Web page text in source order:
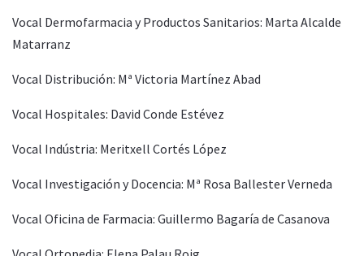
Vocal Dermofarmacia y Productos Sanitarios: Marta Alcalde
Matarranz
Vocal Distribución: Mª Victoria Martínez Abad
Vocal Hospitales: David Conde Estévez
Vocal Indústria: Meritxell Cortés López
Vocal Investigación y Docencia: Mª Rosa Ballester Verneda
Vocal Oficina de Farmacia: Guillermo Bagaría de Casanova